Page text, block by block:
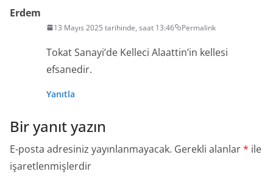
Erdem
13 Mayıs 2025 tarihinde, saat 13:46 Permalink
Tokat Sanayi’de Kelleci Alaattin’in kellesi
efsanedir.
Yanıtla
Bir yanıt yazın
E-posta adresiniz yayınlanmayacak. Gerekli alanlar* ile
işaretlenmişlerdir